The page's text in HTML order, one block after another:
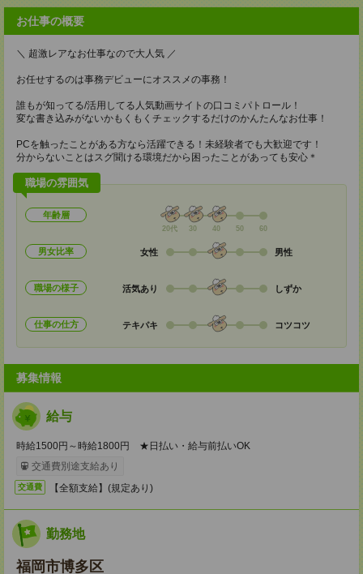
お仕事の概要
＼ 超激レアなお仕事なので大人気 ／
お任せするのは事務デビューにオススメの事務！
誰もが知ってる/活用してる人気動画サイトの口コミパトロール！
変な書き込みがないかもくもくチェックするだけのかんたんなお仕事！
PCを触ったことがある方なら活躍できる！未経験者でも大歓迎です！
分からないことはスグ聞ける環境だから困ったことがあっても安心＊
職場の雰囲気
年齢層
20代 30 40 50 60
男女比率 女性 男性
職場の様子 活気あり しずか
仕事の仕方 テキパキ コツコツ
募集情報
給与
時給1500円～時給1800円 ★日払い・給与前払いOK
交通費別途支給あり
交通費 【全額支給】(規定あり)
勤務地
福岡市博多区